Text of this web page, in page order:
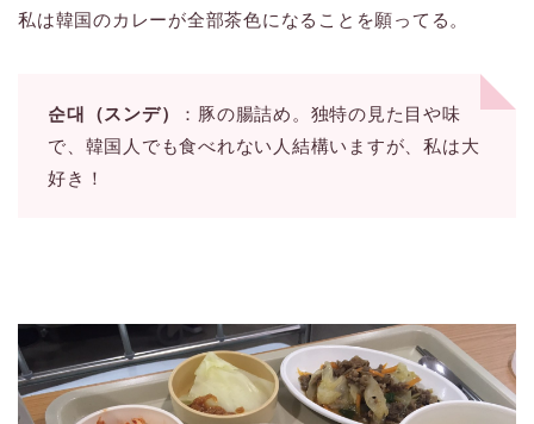
私は韓国のカレーが全部茶色になることを願ってる。
순대（スンデ）
：豚の腸詰め。独特の見た目や味
で、韓国人でも食べれない人結構いますが、私は大
好き！